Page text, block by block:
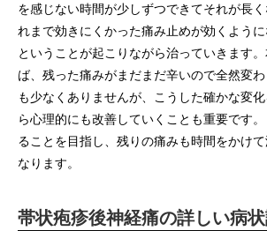
を感じない時間が少しずつできてそれが長
れまで効きにくかった痛み止めが効くよう
ということが起こりながら治っていきます
ば、残った痛みがまだまだ辛いので全然変
も少なくありませんが、こうした確かな変
ら心理的にも改善していくことも重要です
ることを目指し、残りの痛みも時間をかけ
なります。
帯状疱疹後神経痛の詳しい病